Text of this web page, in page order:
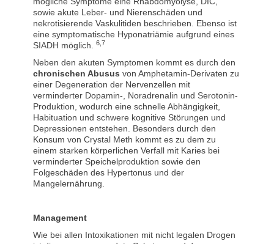
sowie akute Leber- und Nierenschäden und
nekrotisierende Vaskulitiden beschrieben. Ebenso ist
eine symptomatische Hyponatriämie aufgrund eines
SIADH möglich. 6,7
Neben den akuten Symptomen kommt es durch den
chronischen Abusus von Amphetamin-Derivaten zu
einer Degeneration der Nervenzellen mit
verminderter Dopamin-, Noradrenalin und Serotonin-
Produktion, wodurch eine schnelle Abhängigkeit,
Habituation und schwere kognitive Störungen und
Depressionen entstehen. Besonders durch den
Konsum von Crystal Meth kommt es zu dem zu
einem starken körperlichen Verfall mit Karies bei
verminderter Speichelproduktion sowie den
Folgeschäden des Hypertonus und der
Mangelernährung.
Management
Wie bei allen Intoxikationen mit nicht legalen Drogen